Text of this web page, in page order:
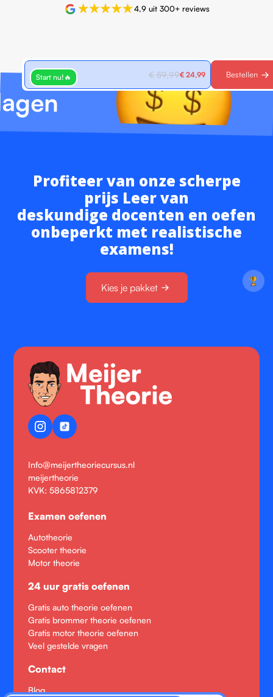
4,9 uit 300+ reviews
Auto deluxe € 59,99€ 24,99
Start nu!🔥 Bestellen
Profiteer van onze scherpe
prijs Leer van
deskundige docenten en oefen
onbeperkt met realistische
examens!
Kies je pakket
Info@meijertheoriecursus.nl
meijertheorie
KVK: 5865812379
Examen oefenen
Autotheorie
Scooter theorie
Motor theorie
24 uur gratis oefenen
Gratis auto theorie oefenen
Gratis brommer theorie oefenen
Gratis motor theorie oefenen
Veel gestelde vragen
Contact
Blog